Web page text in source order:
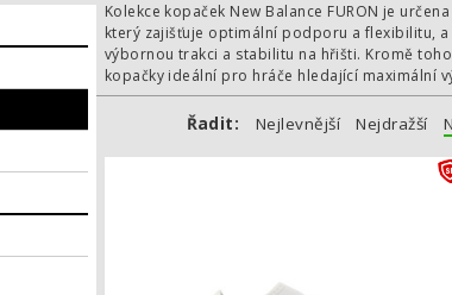
Kolekce kopaček New Balance FURON je
který zajišťuje optimální podporu a flexibilitu,
výbornou trakci a stabilitu na hřišti. Kromě
kopačky ideální pro hráče hledající maximální
Řadit: Nejlevnější Nejdražší